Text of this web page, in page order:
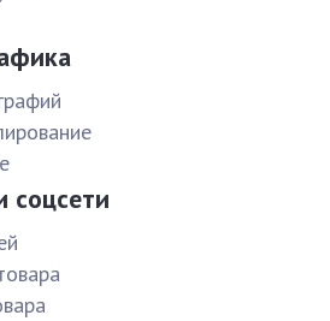
соцсети